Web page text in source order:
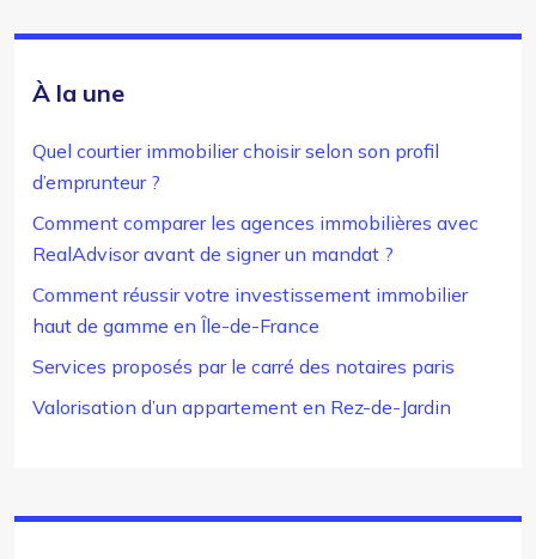
À la une
Quel courtier immobilier choisir selon son profil
d’emprunteur ?
Comment comparer les agences immobilières avec
RealAdvisor avant de signer un mandat ?
Comment réussir votre investissement immobilier
haut de gamme en Île-de-France
Services proposés par le carré des notaires paris
Valorisation d’un appartement en Rez-de-Jardin